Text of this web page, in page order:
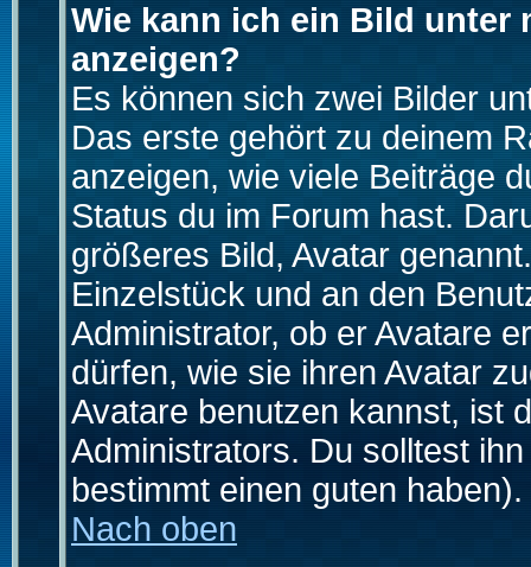
Wie kann ich ein Bild unter
anzeigen?
Es können sich zwei Bilder
Das erste gehört zu deinem
anzeigen, wie viele Beiträge
Status du im Forum hast.
größeres Bild, Avatar
Einzelstück und an den
Administrator, ob er Avatare
dürfen, wie sie ihren Avatar
Avatare benutzen kannst, ist
Administrators. Du solltest
bestimmt einen guten haben).
Nach oben